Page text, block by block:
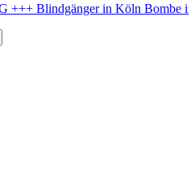
in KölnBombe im Rhein! Muss noch